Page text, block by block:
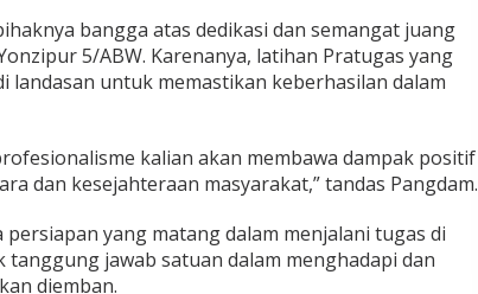
bangga atas dedikasi dan semangat juang
5/ABW. Karenanya, latihan Pratugas yang
landasan untuk memastikan keberhasilan dalam
kalian akan membawa dampak positif
dan kesejahteraan masyarakat,” tandas Pangdam.
yang matang dalam menjalani tugas di
tanggung jawab satuan dalam menghadapi dan
diemban.